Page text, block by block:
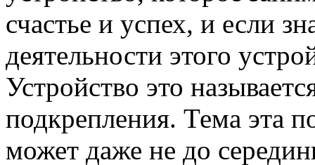
счастье и успех, и если
деятельности этого
Устройство это
подкрепления. Тема эта
может даже не до